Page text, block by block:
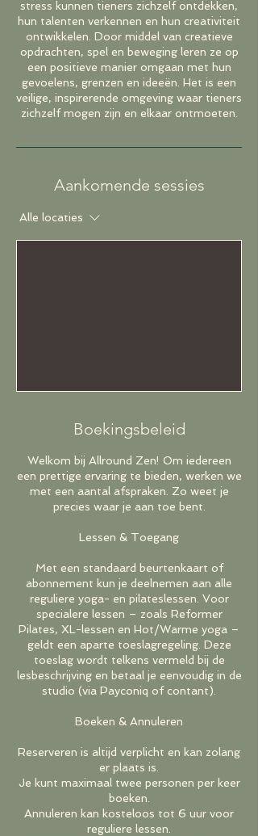
stress kunnen tieners zichzelf ontdekken,
hun talenten verkennen en hun creativiteit
ontwikkelen. Door middel van creatieve
opdrachten, spel en beweging leren ze op
een positieve manier omgaan met hun
gevoelens, grenzen en ideeën. Het is een
veilige, inspirerende omgeving waar tieners
zichzelf mogen zijn en elkaar ontmoeten.
Aankomende sessies
Alle locaties
Boekingsbeleid
Welkom bij Allround Zen! Om iedereen
een prettige ervaring te bieden, werken we
met een aantal afspraken. Zo weet je
precies waar je aan toe bent.
Lessen & Toegang
Met een standaard beurtenkaart of
abonnement kun je deelnemen aan alle
reguliere yoga- en pilateslessen. Voor
specialere lessen – zoals Reformer
Pilates, XL-lessen en Hot/Warme yoga –
geldt een aparte toeslagregeling. Deze
toeslag wordt telkens vermeld bij de
lesbeschrijving en betaal je eenvoudig in de
studio (via Payconiq of contant).
Boeken & Annuleren
Reserveren is altijd verplicht en kan zolang
er plaats is.
Je kunt maximaal twee personen per keer
boeken.
Annuleren kan kosteloos tot 6 uur voor
reguliere lessen.